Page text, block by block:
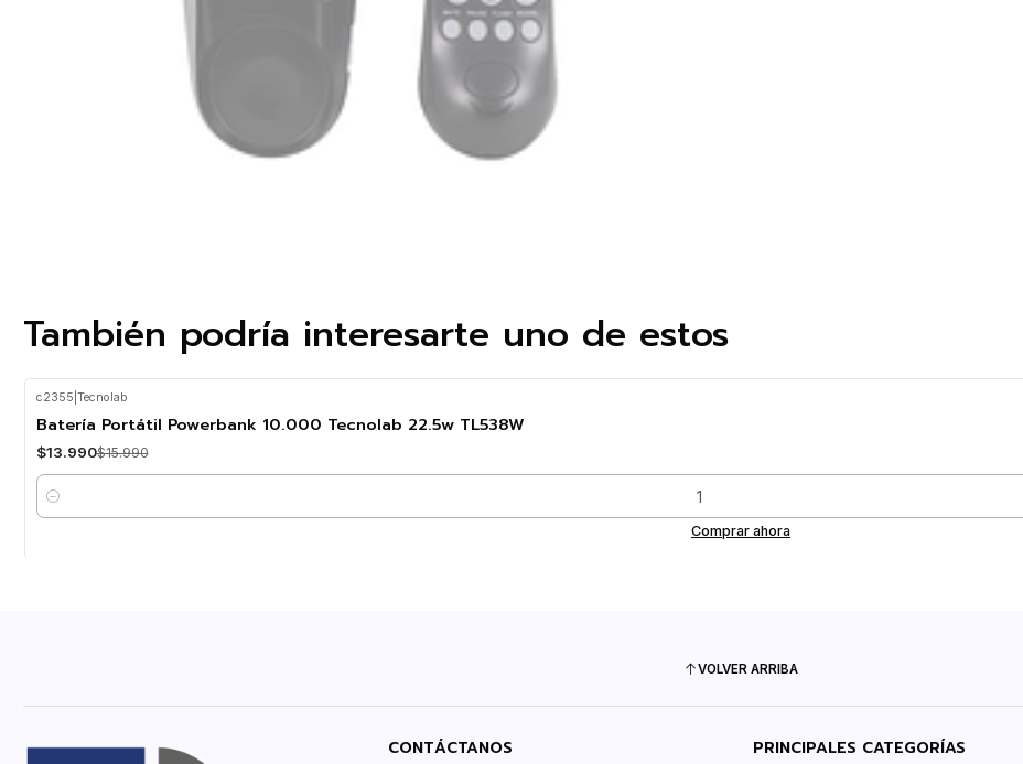
También podría interesarte uno de estos
-13% OFF
c2355 Tecnolab
Batería Portátil Powerbank 10.000 Tecnolab 22.5w TL538W
$13.990$15.990
Cantidad
Comprar ahora
VOLVER ARRIBA
CONTÁCTANOS PRINCIPALES CATEGORÍAS